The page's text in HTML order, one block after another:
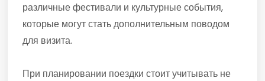
различные фестивали и культурные события,
которые могут стать дополнительным поводом
для визита.
При планировании поездки стоит учитывать не